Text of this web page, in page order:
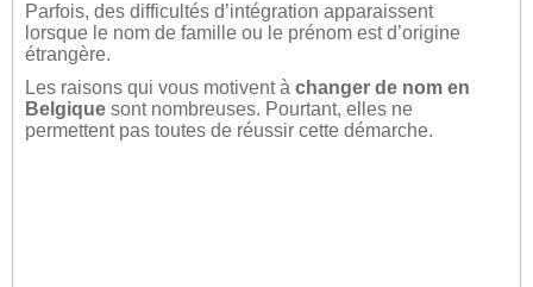
Parfois, des difficultés d’intégration apparaissent
lorsque le nom de famille ou le prénom est d’origine
étrangère.
Les raisons qui vous motivent à changer de nom en
Belgique sont nombreuses. Pourtant, elles ne
permettent pas toutes de réussir cette démarche.